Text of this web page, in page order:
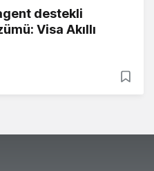
destekli
Visa Akıllı